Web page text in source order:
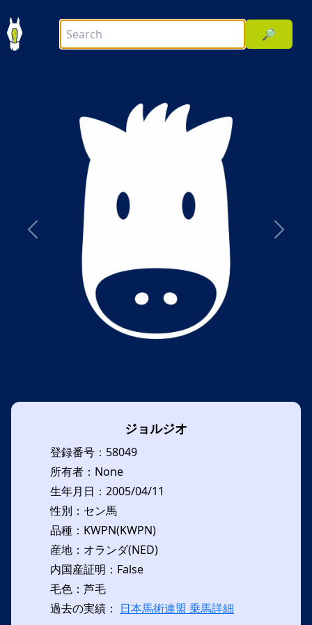
🔎
前へ 次へ
ジョルジオ
登録番号：58049
所有者：None
生年月日：2005/04/11
性別：セン馬
品種：KWPN(KWPN)
産地：オランダ(NED)
内国産証明：False
毛色：芦毛
過去の実績： 日本馬術連盟 乗馬詳細